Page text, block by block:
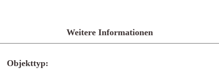
Weitere Informationen
Objekttyp: